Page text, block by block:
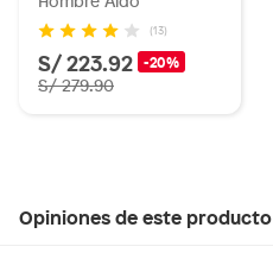
(13)
S/ 223.92 -20%
S/ 279.90
Opiniones de este producto